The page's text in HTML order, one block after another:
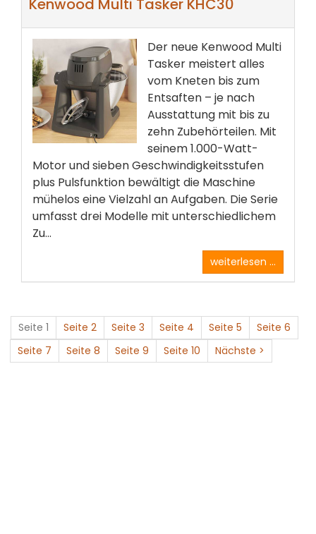
Kenwood Multi Tasker KHC30
Der neue Kenwood Multi
Tasker meistert alles
vom Kneten bis zum
Entsaften – je nach
Ausstattung mit bis zu
zehn Zubehörteilen. Mit
seinem 1.000-Watt-
Motor und sieben Geschwindigkeitsstufen
plus Pulsfunktion bewältigt die Maschine
mühelos eine Vielzahl an Aufgaben. Die Serie
umfasst drei Modelle mit unterschiedlichem
Zu...
weiterlesen ...
Seite 1 Seite 2 Seite 3 Seite 4 Seite 5
Seite 6
Seite 7
Seite 8 Seite 9 Seite 10 Nächste >